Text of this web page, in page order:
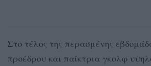
Στο τέλος της περασμένης
προέδρου και παίκτρια γκολφ